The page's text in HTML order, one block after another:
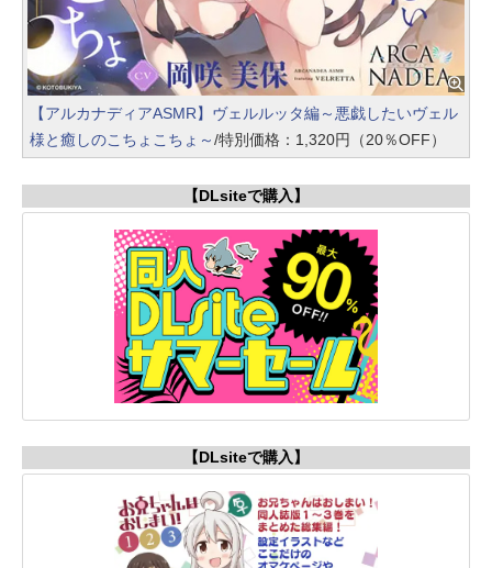
【アルカナディアASMR】ヴェルルッタ編～悪戯したいヴェル
様と癒しのこちょこちょ～/特別価格：1,320円（20％OFF）
【DLsiteで購入】
【DLsiteで購入】